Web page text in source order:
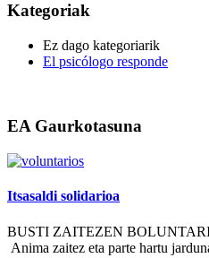
Kategoriak
Ez dago kategoriarik
El psicólogo responde
EA Gaurkotasuna
Itsasaldi solidarioa
BUSTI ZAITEZEN
Anima zaitez eta parte hartu